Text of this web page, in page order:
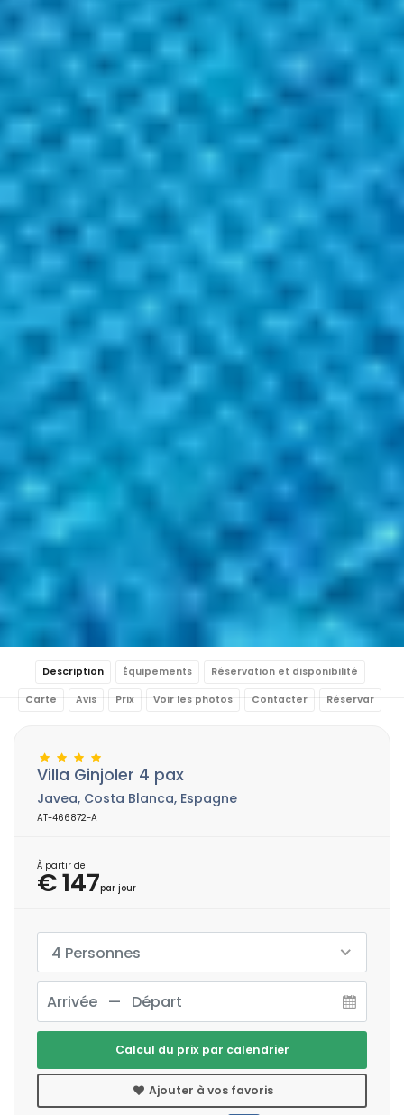
Description Équipements Réservation et disponibilité
Carte Avis Prix Voir les photos Contacter Réservar
Villa Ginjoler 4 pax
Javea, Costa Blanca, Espagne
AT-466872-A
À partir de
€ 147par jour
4 Personnes
Calcul du prix par calendrier
Ajouter à vos favoris